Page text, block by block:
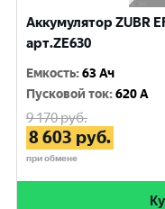
Аккумулятор ZUBR
арт.ZE630
Емкость:63 Ач
Пусковой ток:620 A
9 170руб.
8 603 руб.
при обмене